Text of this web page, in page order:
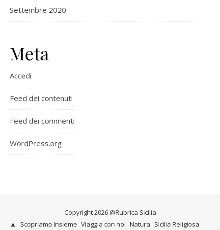
Settembre 2020
Meta
Accedi
Feed dei contenuti
Feed dei commenti
WordPress.org
Copyright 2026 @Rubrica Sicilia
▲
Scopriamo Insieme Viaggia con noi Natura Sicilia Religiosa